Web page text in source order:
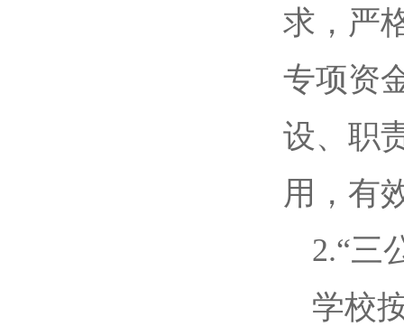
求，严
专项资
设、职
用，有
2.“三
学校